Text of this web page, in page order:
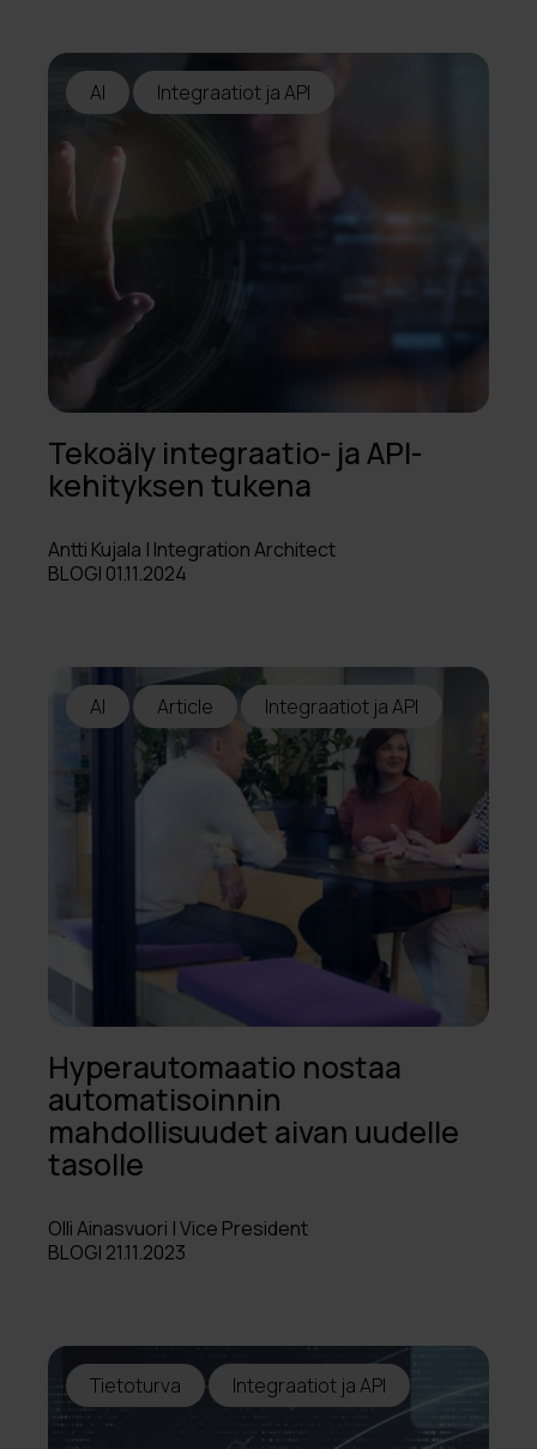
AI Integraatiot ja API
Tekoäly integraatio- ja API-
kehityksen tukena
Antti Kujala | Integration Architect
BLOGI 01.11.2024
AI Article Integraatiot ja API
Hyperautomaatio nostaa
automatisoinnin
mahdollisuudet aivan uudelle
tasolle
Olli Ainasvuori | Vice President
BLOGI 21.11.2023
Tietoturva Integraatiot ja API